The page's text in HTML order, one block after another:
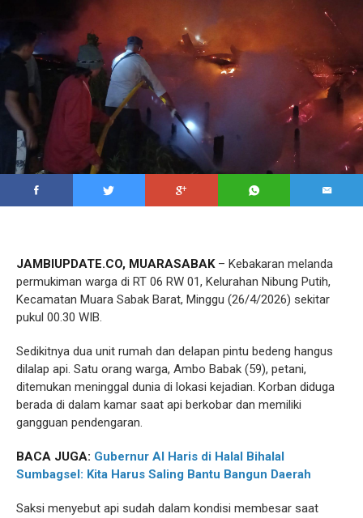
JAMBIUPDATE.CO, MUARASABAK– Kebakaran melanda
permukiman warga di RT 06 RW 01, Kelurahan Nibung Putih,
Kecamatan Muara Sabak Barat, Minggu (26/4/2026) sekitar
pukul 00.30 WIB.
Sedikitnya dua unit rumah dan delapan pintu bedeng hangus
dilalap api. Satu orang warga, Ambo Babak (59), petani,
ditemukan meninggal dunia di lokasi kejadian. Korban diduga
berada di dalam kamar saat api berkobar dan memiliki
gangguan pendengaran.
BACA JUGA: Gubernur Al Haris di Halal Bihalal
Sumbagsel: Kita Harus Saling Bantu Bangun Daerah
Saksi menyebut api sudah dalam kondisi membesar saat